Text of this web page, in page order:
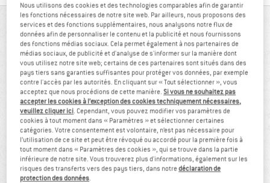
VUE D'ENSEMBLE
Mousqueton automatique avec design Clean Nose
recommandé à
97 %
36 g
Nous utilisons des cookies et des technologies comparables afin de garantir
les fonctions nécessaires de notre site web. Par ailleurs, nous proposons des
services et des fonctions supplémentaires, nous analysons notre flux de
données afin de personnaliser le contenu et la publicité et nous fournissons
des fonctions médias sociaux. Cela permet également à nos partenaires de
médias sociaux, de publicité et d'analyse de s'informer sur la manière dont
vous utilisez notre site web; certains de ces partenaires sont situés dans des
pays tiers sans garanties suffisantes pour protéger vos données, par exemple
contre l'accès par les autorités. En cliquant sur « Tout sélectionner », vous
acceptez que nous procédions de cette manière.Si vous ne souhaitez pas
accepter les cookies à l’exception des cookies techniquement nécessaires,
veuillez cliquer ici. Cependant, vous pouvez modifier vos paramètres de
cookies à tout moment dans « Paramètres » et sélectionner certaines
catégories. Votre consentement est volontaire, n’est pas nécessaire pour
l’utilisation de ce site et peut être révoqué ou accordé pour la première fois à
tout moment dans « Paramètres des cookies », qui se trouve dans la partie
inférieure de notre site. Vous trouverez plus d'informations, également sur les
risques des transferts vers des pays tiers, dans notredéclaration de
protection des données.